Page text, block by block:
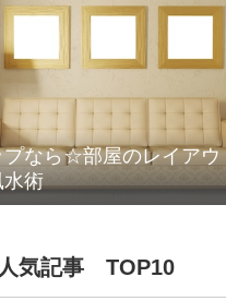
プなら☆部屋のレイアウ
水術
気記事 TOP10